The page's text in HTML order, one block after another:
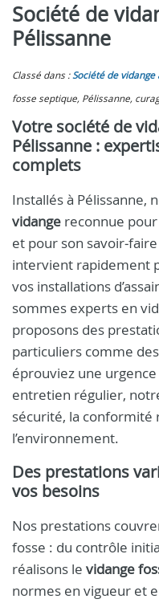
Société de
Pélissanne
Classé dans :Société de
fosse septique, Pélissanne,
Votre société de
Pélissanne :
complets
Installés à Pélissanne,
vidange reconnue
et pour son
intervient rapidement
vos installations
sommes experts en
proposons des
particuliers comme
éprouviez une
entretien régulier,
sécurité, la conformité
l’environnement.
Des prestations
vos besoins
Nos prestations
fosse : du contrôle
réalisons le vidange
normes en vigueur et